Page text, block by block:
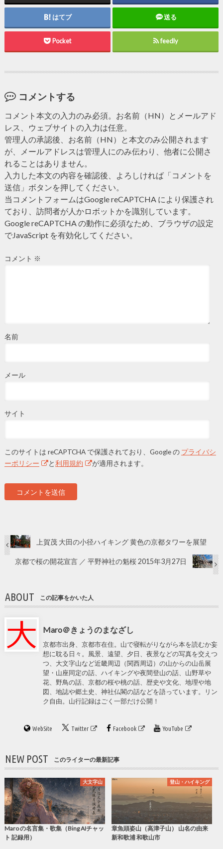
はてブ 送る
Pocket feedly
コメントする
コメント本文の入力のみ必須。お名前（HN）とメールアド
レス、ウェブサイトの入力は任意。
管理人の承認後、お名前（HN）と本文のみ公開されます
が、メールアドレスは管理人にのみ伝わり、他者に公開さ
れることはありません。
入力した本文の内容を確認後、よろしければ「コメントを
送信」ボタンを押してください。
当コメントフォームはGoogle reCAPTCHA により保護され
ており、訪問者が人かロボットかを識別しています。
Google reCAPTCHA の動作に必須なため、ブラウザの設定
でJavaScript を有効化してください。
コメント ※
名前
メール
サイト
このサイトは reCAPTCHA で保護されており、Google の プライバシ
ーポリシー
と利用規約 が適用されます。
上賀茂 大田の小径ハイキング 黄色の京都タワーを展望
京都で桜の開花宣言 ／ 平野神社の魁桜 2015年3月27日
ABOUT この記事をかいた人
Maro＠きょうのまなざし
京都市出身、京都市在住。山で寝転がりながら本を読むか妄
想に耽る日々。風景、遠望、夕日、夜景などの写真を交えつ
つ、大文字山など近畿周辺（関西周辺）の山からの山岳展
望・山座同定の話、ハイキングや夜間登山の話、山野草や
花、野鳥の話、京都の桜や桃の話、歴史や文化、地理や地
図、地誌や郷土史、神社仏閣の話などを語っています。リン
ク自由。山行記録はごく一部だけ公開！
WebSite Twitter Facebook YouTube
NEW POST このライターの最新記事
大文字山
Maro の名言集・歌集（Bing AIチャッ
ト 記録用）
登山・ハイキング
章魚頭姿山（高津子山） 山名の由来
新和歌浦 和歌山市